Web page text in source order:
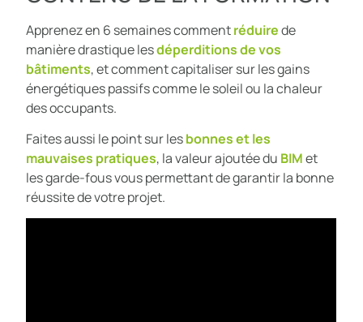
Apprenez en 6 semaines commentréduirede
manière drastique lesdéperditions de vos
bâtiments, et comment capitaliser sur les gains
énergétiques passifs comme le soleil ou la chaleur
des occupants.
Faites aussi le point sur lesbonnes et les
mauvaises pratiques, la valeur ajoutée du BIMet
les garde-fous vous permettant de garantir la bonne
réussite de votre projet.